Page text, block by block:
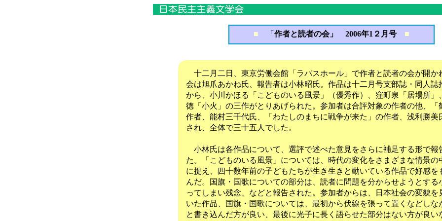
■ 「 作者と読者の会」 2006年1２月号 ■
十二月二日、東京労働会館「ラパスホール」で作者と読者の会が開か
会は旭爪あかね氏、報告者は小林昭氏。作品は十二月号支部誌・同人誌
から、小川かほる「こどものいる風景」（優秀作）、窪町泉「居場所」
徳「小火」の三作がとりあげられた。参加者は合評対象の作者の他、「
作者、能村三千代氏、「わたしのまちに戦争が来た」の作者、浅利勝美
され、全体で三十五人でした。
小林氏は各作品について、選評で述べた意見をさらに補足する形で報
た。「こどものいる風景」については、時代の変化をさまざまな情景の
に捉え、四十数年前の子どもたちが生き生きと動いている作品で好感を
んだ。国旗・国歌についての部分は、読者に問題を分からせようとする
ってしまい残念、などと報告された。参加者からは、日本社会の変貌を
いた作品、国旗・国歌については、最初から伏線を張って置くなどしな
と書き込んだ方が良い、最後に光子に長く語らせた部分はない方が良い